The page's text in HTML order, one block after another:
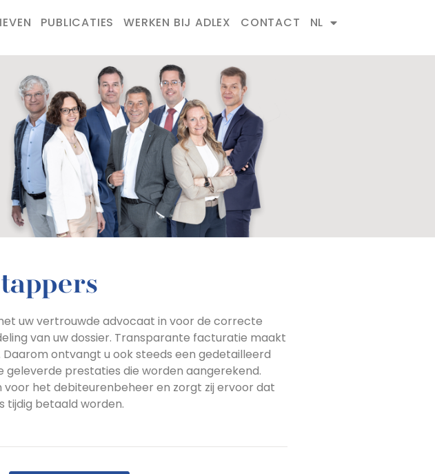
PUBLICATIES WERKEN BIJ ADLEX CONTACT NL
uw vertrouwde advocaat in voor de correcte
van uw dossier. Transparante facturatie maakt
Daarom ontvangt u ook steeds een gedetailleerd
geleverde prestaties die worden aangerekend.
voor het debiteurenbeheer en zorgt zij ervoor dat
tijdig betaald worden.